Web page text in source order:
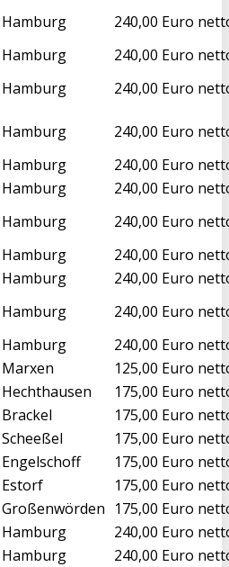
Hamburg
240,00 Euro
Hamburg
240,00 Euro
Hamburg 240,00 Euro
Hamburg
240,00 Euro
Hamburg
240,00 Euro
Hamburg
240,00 Euro
Hamburg
240,00 Euro
Hamburg
240,00 Euro
Hamburg
240,00 Euro
Hamburg
240,00 Euro
Hamburg
240,00 Euro
Marxen
125,00 Euro
Hechthausen
175,00 Euro
Brackel
175,00 Euro
Scheeßel
175,00 Euro
Engelschoff
175,00 Euro
Estorf
175,00 Euro
Großenwörden 175,00 Euro
Hamburg
240,00 Euro
Hamburg
240,00 Euro